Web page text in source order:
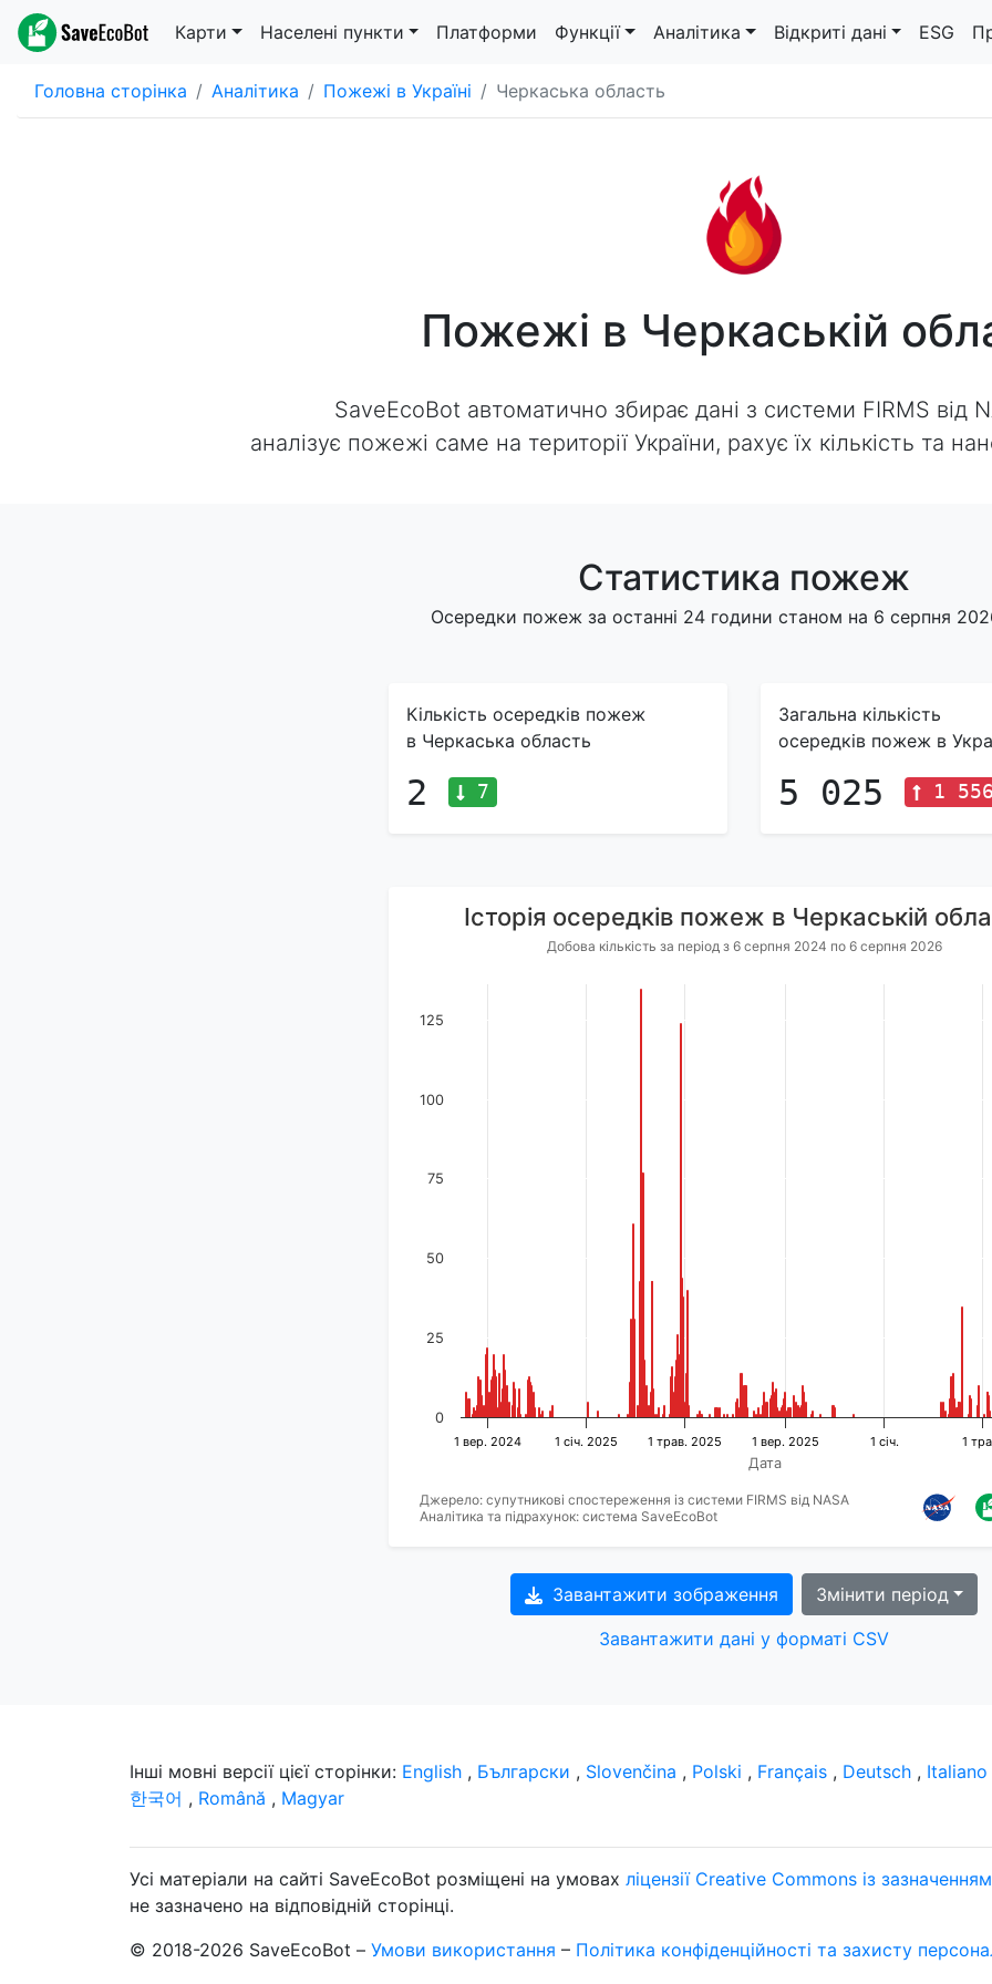
Карти Населені пункти Платформи Функції Аналітика Відкриті дані ESG
Головна сторінка Аналітика Пожежі в Україні Черкаська область
Пожежі в Черкаській
SaveEcoBot автоматично збирає дані з системи FIRMS від
аналізує пожежі саме на території України, рахує їх кількість та
Статистика пожеж
Осередки пожеж за останні 24 години станом на 6 серпня
Кількість осередків пожеж
в Черкаська область
2 7
Загальна кількість
осередків пожеж в
5 025 1
Джерело: супутникові спостереження із системи FIRMS від NASA
Аналітика та підрахунок: система SaveEcoBot
Дата
Історія осередків пожеж в Черкаській
Добова кількість за період з 6 серпня 2024 по 6 серпня 2026
1 вер. 2024 1 січ. 2025 1 трав. 2025 1 вер. 2025 1 січ. 1
0
25
50
75
100
125
Завантажити зображення Змінити період
Завантажити дані у форматі CSV
Інші мовні версії цієї сторінки: English , Български , Slovenčina , Polski , Français , Deutsch , Italiano
한국어 , Română , Magyar
Усі матеріали на сайті SaveEcoBot розміщені на умовах ліцензії Creative Commons із
не зазначено на відповідній сторінці.
© 2018-2026 SaveEcoBot – Умови використання – Політика конфіденційності та захисту